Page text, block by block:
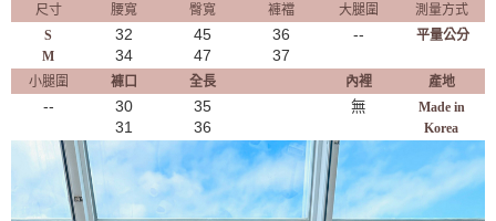
尺寸 腰寬 臀寬 褲襠 大腿圍
測量方式
S
M
32
34
45
47
36
37
-- 平量公分
小腿圍 褲口 全長 內裡 產地
--
30
31
35
36
無
Made in
Korea